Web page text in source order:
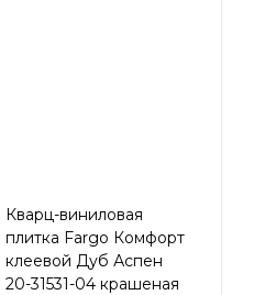
Кварц-виниловая
плитка Fargo Комфорт
клеевой Дуб Аспен
20-31531-04 крашеная